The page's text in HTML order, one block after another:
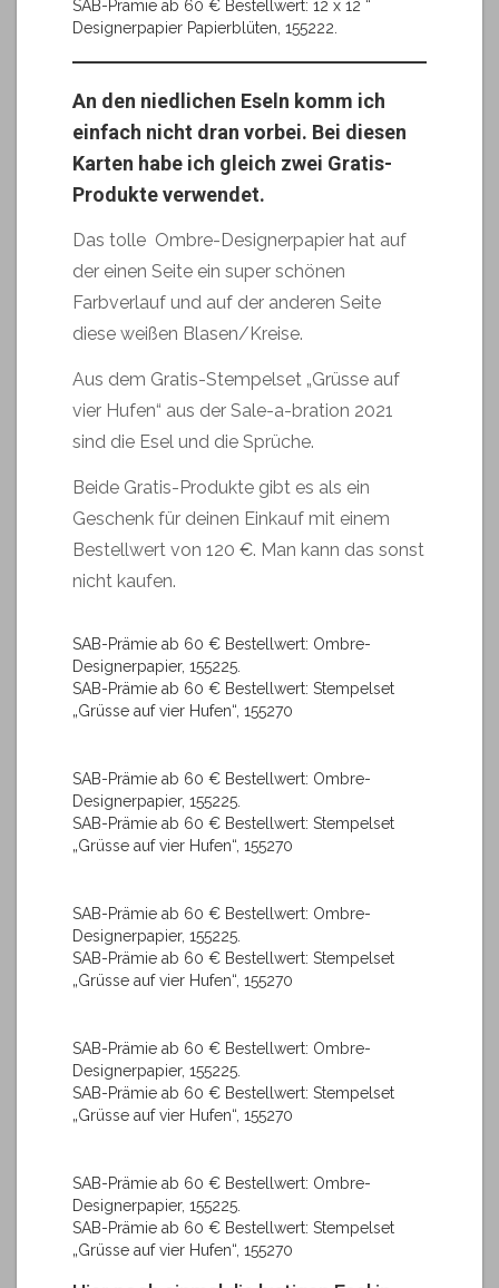
SAB-Prämie ab 60 € Bestellwert: 12 x 12 “
Designerpapier Papierblüten, 155222.
An den niedlichen Eseln komm ich
einfach nicht dran vorbei. Bei diesen
Karten habe ich gleich zwei Gratis-
Produkte verwendet.
Das tolle Ombre-Designerpapier hat auf
der einen Seite ein super schönen
Farbverlauf und auf der anderen Seite
diese weißen Blasen/Kreise.
Aus dem Gratis-Stempelset „Grüsse auf
vier Hufen“ aus der Sale-a-bration 2021
sind die Esel und die Sprüche.
Beide Gratis-Produkte gibt es als ein
Geschenk für deinen Einkauf mit einem
Bestellwert von 120 €. Man kann das sonst
nicht kaufen.
SAB-Prämie ab 60 € Bestellwert: Ombre-
Designerpapier, 155225.
SAB-Prämie ab 60 € Bestellwert: Stempelset
„Grüsse auf vier Hufen“, 155270
SAB-Prämie ab 60 € Bestellwert: Ombre-
Designerpapier, 155225.
SAB-Prämie ab 60 € Bestellwert: Stempelset
„Grüsse auf vier Hufen“, 155270
SAB-Prämie ab 60 € Bestellwert: Ombre-
Designerpapier, 155225.
SAB-Prämie ab 60 € Bestellwert: Stempelset
„Grüsse auf vier Hufen“, 155270
SAB-Prämie ab 60 € Bestellwert: Ombre-
Designerpapier, 155225.
SAB-Prämie ab 60 € Bestellwert: Stempelset
„Grüsse auf vier Hufen“, 155270
SAB-Prämie ab 60 € Bestellwert: Ombre-
Designerpapier, 155225.
SAB-Prämie ab 60 € Bestellwert: Stempelset
„Grüsse auf vier Hufen“, 155270